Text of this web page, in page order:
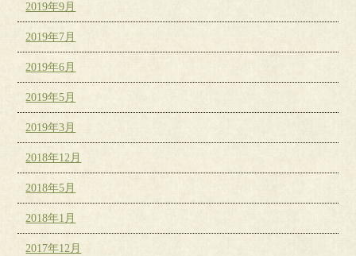
2019年9月
2019年7月
2019年6月
2019年5月
2019年3月
2018年12月
2018年5月
2018年1月
2017年12月